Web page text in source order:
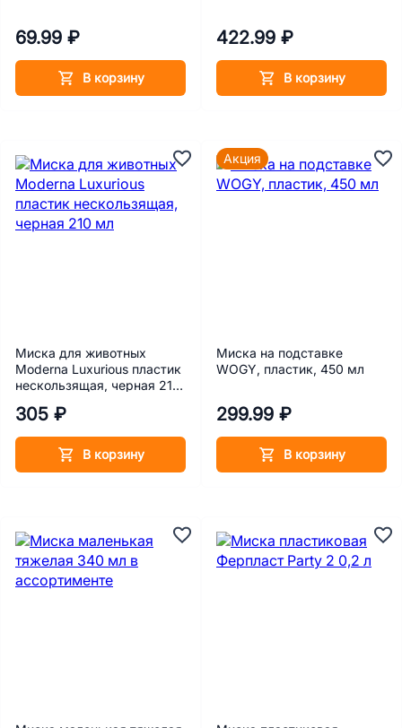
69.99 ₽
В корзину
422.99 ₽
В корзину
Миска для животных
Moderna Luxurious пластик
нескользящая, черная 210
305 ₽
В корзину
Миска на подставке
WOGY, пластик, 450 мл
299.99 ₽
В корзину
Акция